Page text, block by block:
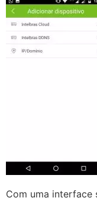
Com uma interface